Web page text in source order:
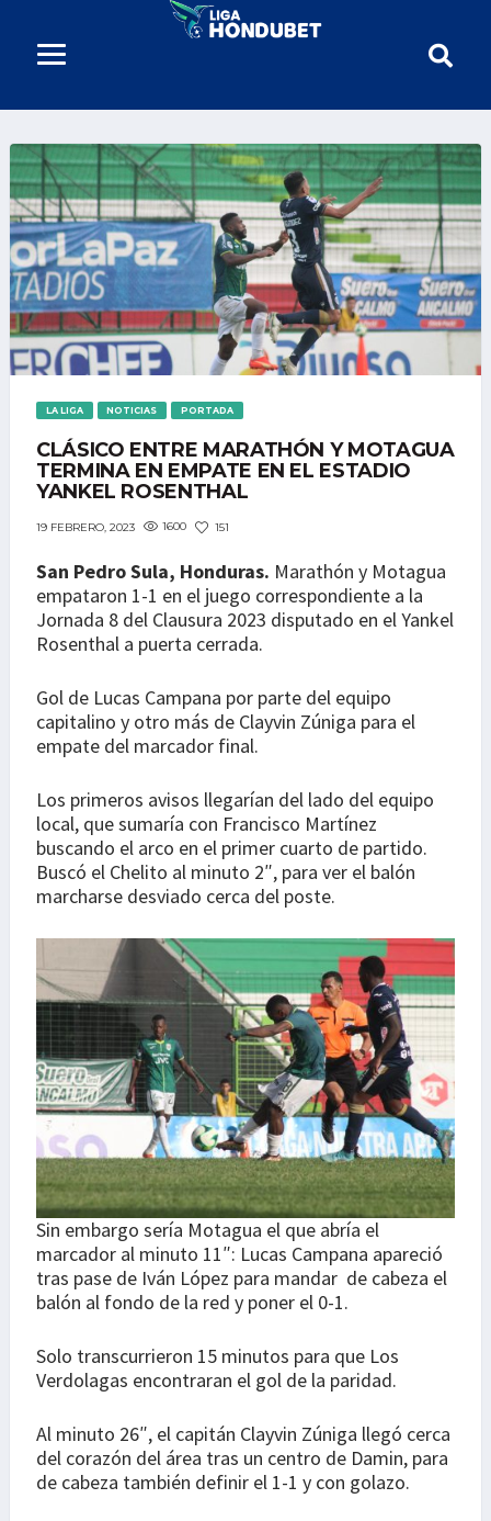
LA LIGA NOTICIAS PORTADA
CLÁSICO ENTRE MARATHÓN Y MOTAGUA
TERMINA EN EMPATE EN EL ESTADIO
YANKEL ROSENTHAL
19 FEBRERO, 2023 1600 151
San Pedro Sula, Honduras. Marathón y Motagua
empataron 1-1 en el juego correspondiente a la
Jornada 8 del Clausura 2023 disputado en el Yankel
Rosenthal a puerta cerrada.
Gol de Lucas Campana por parte del equipo
capitalino y otro más de Clayvin Zúniga para el
empate del marcador final.
Los primeros avisos llegarían del lado del equipo
local, que sumaría con Francisco Martínez
buscando el arco en el primer cuarto de partido.
Buscó el Chelito al minuto 2″, para ver el balón
marcharse desviado cerca del poste.
Sin embargo sería Motagua el que abría el
marcador al minuto 11″: Lucas Campana apareció
tras pase de Iván López para mandar de cabeza el
balón al fondo de la red y poner el 0-1.
Solo transcurrieron 15 minutos para que Los
Verdolagas encontraran el gol de la paridad.
Al minuto 26″, el capitán Clayvin Zúniga llegó cerca
del corazón del área tras un centro de Damin, para
de cabeza también definir el 1-1 y con golazo.